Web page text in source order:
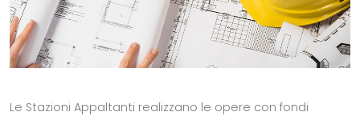
Le Stazioni Appaltanti realizzano le opere con fondi